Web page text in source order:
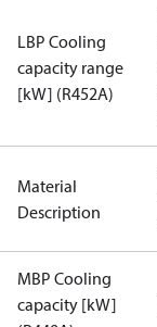
LBP Cooling
capacity range
[kW] (R452A)
Material
Description
MBP Cooling
capacity [kW]